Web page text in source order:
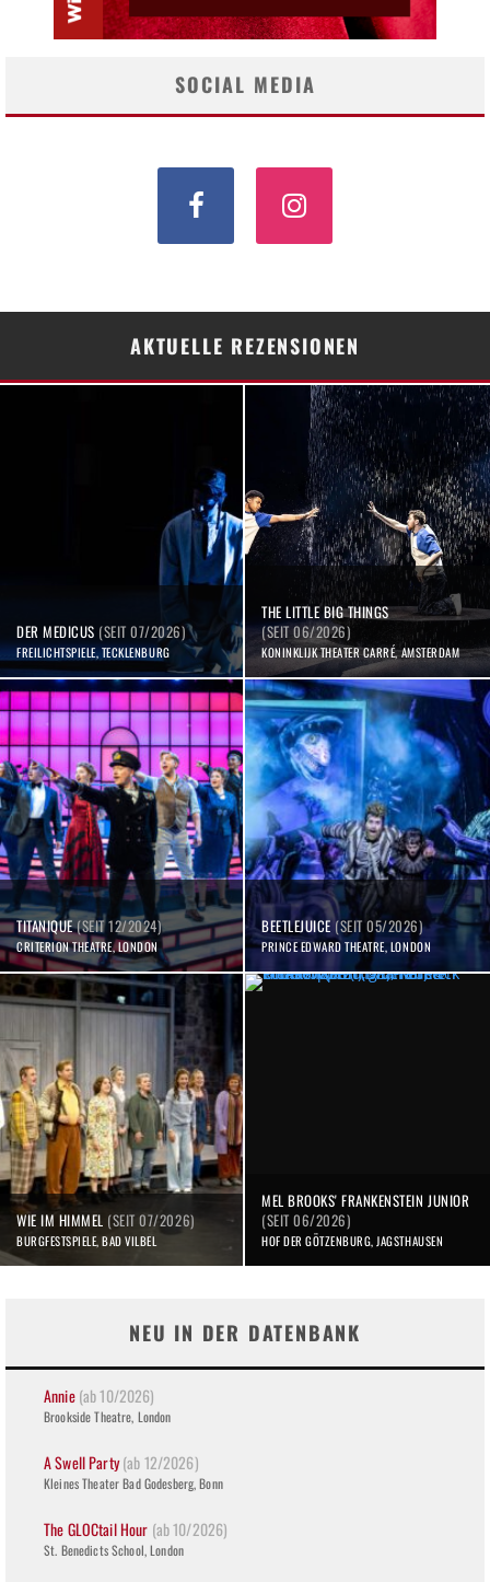
SOCIAL MEDIA
AKTUELLE REZENSIONEN
DER MEDICUS (SEIT 07/2026)
FREILICHTSPIELE, TECKLENBURG
THE LITTLE BIG THINGS
(SEIT 06/2026)
KONINKLIJK THEATER CARRÉ, AMSTERDAM
TITANIQUE(SEIT 12/2024)
CRITERION THEATRE, LONDON
BEETLEJUICE(SEIT 05/2026)
PRINCE EDWARD THEATRE, LONDON
WIE IM HIMMEL (SEIT 07/2026)
BURGFESTSPIELE, BAD VILBEL
MEL BROOKS' FRANKENSTEIN JUNIOR
(SEIT 06/2026)
HOF DER GÖTZENBURG, JAGSTHAUSEN
NEU IN DER DATENBANK
Annie(ab 10/2026)
Brookside Theatre, London
A Swell Party(ab 12/2026)
Kleines Theater Bad Godesberg, Bonn
The GLOCtail Hour (ab 10/2026)
St. Benedicts School, London